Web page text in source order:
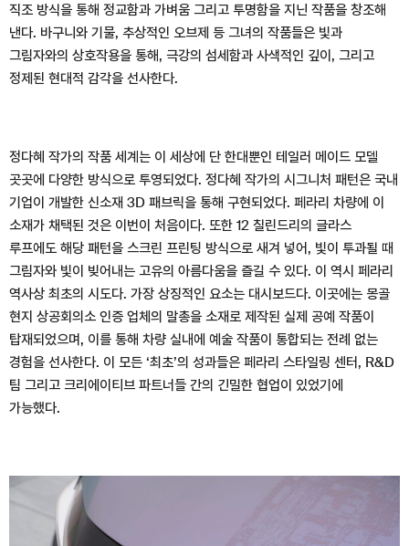
직조 방식을 통해 정교함과 가벼움 그리고 투명함을 지닌 작품을 창조해
낸다. 바구니와 기물, 추상적인 오브제 등 그녀의 작품들은 빛과
그림자와의 상호작용을 통해, 극강의 섬세함과 사색적인 깊이, 그리고
정제된 현대적 감각을 선사한다.
정다혜 작가의 작품 세계는 이 세상에 단 한대뿐인 테일러 메이드 모델
곳곳에 다양한 방식으로 투영되었다. 정다혜 작가의 시그니처 패턴은 국내
기업이 개발한 신소재 3D 패브릭을 통해 구현되었다. 페라리 차량에 이
소재가 채택된 것은 이번이 처음이다. 또한 12 칠린드리의 글라스
루프에도 해당 패턴을 스크린 프린팅 방식으로 새겨 넣어, 빛이 투과될 때
그림자와 빛이 빚어내는 고유의 아름다움을 즐길 수 있다. 이 역시 페라리
역사상 최초의 시도다. 가장 상징적인 요소는 대시보드다. 이곳에는 몽골
현지 상공회의소 인증 업체의 말총을 소재로 제작된 실제 공예 작품이
탑재되었으며, 이를 통해 차량 실내에 예술 작품이 통합되는 전례 없는
경험을 선사한다. 이 모든 ‘최초’의 성과들은 페라리 스타일링 센터, R&D
팀 그리고 크리에이티브 파트너들 간의 긴밀한 협업이 있었기에
가능했다.